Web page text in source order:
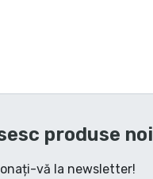
produse noi
vă la newsletter!